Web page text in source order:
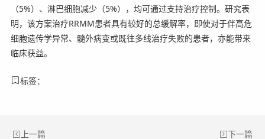
（5%）、淋巴细胞减少（5%），均可通过支持治疗控制。研究表
明，该方案治疗RRMM患者具有较好的总缓解率，即使对于伴高危
细胞遗传学异常、髓外病变或既往多线治疗失败的患者，亦能带来
临床获益。
标签：
上一篇 下一篇